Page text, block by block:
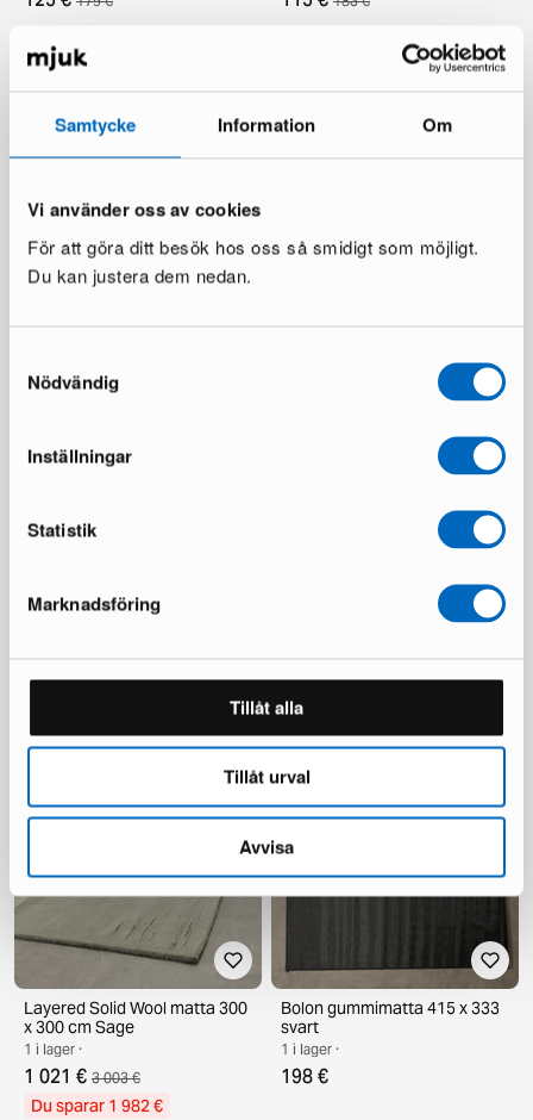
Samtycke Information Om
Vi använder oss av cookies
För att göra ditt besök hos oss så smidigt som möjligt.
Du kan justera dem nedan.
Nödvändig
Inställningar
Statistik
Marknadsföring
Tillåt alla
Tillåt urval
Avvisa
Layered Erik Bratsberg Lozza
ullmatta 300 x 400 cm Teal
270 cm Bone White
1 i lager ·
Du sparar 423 €
250 x 350 cm benvit
1 i lager ·
1 095 €
Du sparar 1 200 €
Layered Solid Wool matta 300
x 300 cm Sage
1 i lager ·
1 021 € 3 003 €
Du sparar 1 982 €
Bolon gummimatta 415 x 333
svart
1 i lager ·
198 €